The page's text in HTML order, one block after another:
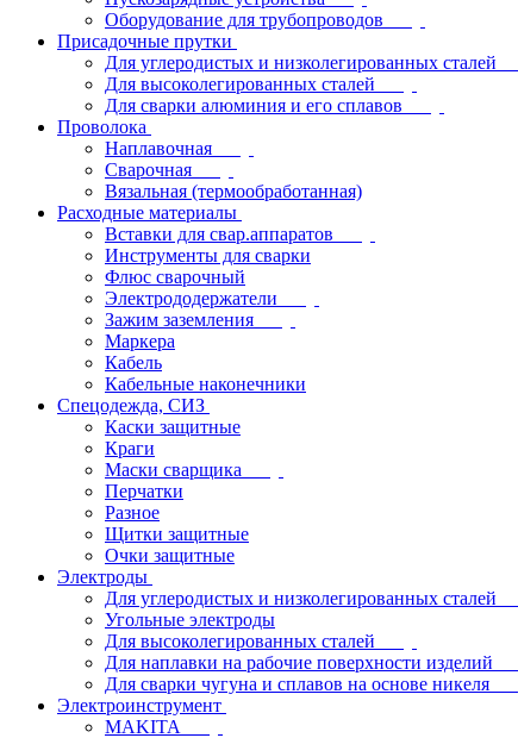
Оборудование для трубопроводов
Присадочные прутки
Для углеродистых и низколегированных сталей
Для высоколегированных сталей
Для сварки алюминия и его сплавов
Проволока
Наплавочная
Сварочная
Вязальная (термообработанная)
Расходные материалы
Вставки для свар.аппаратов
Инструменты для сварки
Флюс сварочный
Электрододержатели
Зажим заземления
Маркера
Кабель
Кабельные наконечники
Спецодежда, СИЗ
Каски защитные
Краги
Маски сварщика
Перчатки
Разное
Щитки защитные
Очки защитные
Электроды
Для углеродистых и низколегированных сталей
Угольные электроды
Для высоколегированных сталей
Для наплавки на рабочие поверхности изделий
Для сварки чугуна и сплавов на основе никеля
Электроинструмент
МAKITA